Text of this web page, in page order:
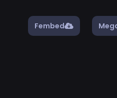
Fembed